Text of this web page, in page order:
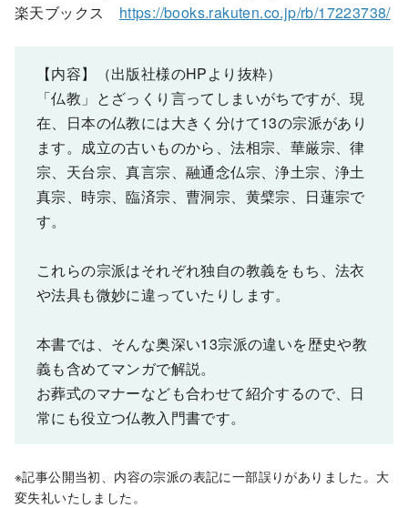
楽天ブックス https://books.rakuten.co.jp/rb/17223738/
【内容】（出版社様のHPより抜粋）
「仏教」とざっくり言ってしまいがちですが、現
在、日本の仏教には大きく分けて13の宗派があり
ます。成立の古いものから、法相宗、華厳宗、律
宗、天台宗、真言宗、融通念仏宗、浄土宗、浄土
真宗、時宗、臨済宗、曹洞宗、黄檗宗、日蓮宗で
す。
これらの宗派はそれぞれ独自の教義をもち、法衣
や法具も微妙に違っていたりします。
本書では、そんな奥深い13宗派の違いを歴史や教
義も含めてマンガで解説。
お葬式のマナーなども合わせて紹介するので、日
常にも役立つ仏教入門書です。
※記事公開当初、内容の宗派の表記に一部誤りがありました。大
変失礼いたしました。